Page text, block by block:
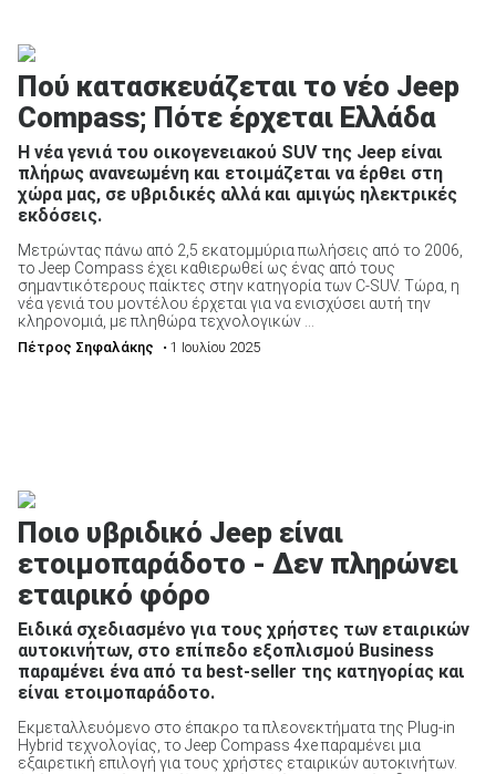
Πού κατασκευάζεται το νέο Jeep
Compass; Πότε έρχεται Ελλάδα
Η νέα γενιά του οικογενειακού SUV της Jeep είναι
πλήρως ανανεωμένη και ετοιμάζεται να έρθει στη
χώρα μας, σε υβριδικές αλλά και αμιγώς ηλεκτρικές
εκδόσεις.
Μετρώντας πάνω από 2,5 εκατομμύρια πωλήσεις από το 2006,
το Jeep Compass έχει καθιερωθεί ως ένας από τους
σημαντικότερους παίκτες στην κατηγορία των C-SUV. Τώρα, η
νέα γενιά του μοντέλου έρχεται για να ενισχύσει αυτή την
κληρονομιά, με πληθώρα τεχνολογικών ...
Πέτρος Σηφαλάκης • 1 Ιουλίου 2025
Ποιο υβριδικό Jeep είναι
ετοιμοπαράδοτο - Δεν πληρώνει
εταιρικό φόρο
Ειδικά σχεδιασμένο για τους χρήστες των εταιρικών
αυτοκινήτων, στο επίπεδο εξοπλισμού Business
παραμένει ένα από τα best-seller της κατηγορίας και
είναι ετοιμοπαράδοτο.
Εκμεταλλευόμενο στο έπακρο τα πλεονεκτήματα της Plug-in
Hybrid τεχνολογίας, το Jeep Compass 4xe παραμένει μια
εξαιρετική επιλογή για τους χρήστες εταιρικών αυτοκινήτων.